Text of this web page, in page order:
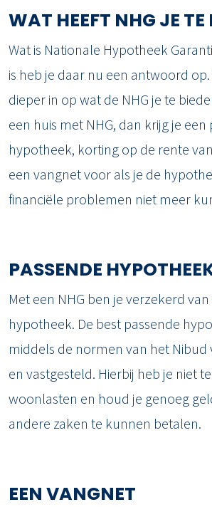
WAT HEEFT NHG JE TE
Wat is Nationale Hypotheek
is heb je daar nu een antwoord op.
dieper in op wat de NHG je te
een huis met NHG, dan krijg je een
hypotheek, korting op de rente
een vangnet voor als je de
financiële problemen niet meer
PASSENDE
Met een NHG ben je verzekerd
hypotheek. De best passende
middels de normen van het Nibud
en vastgesteld. Hierbij heb je niet
woonlasten en houd je genoeg
andere zaken te kunnen betalen.
EEN VANGNET